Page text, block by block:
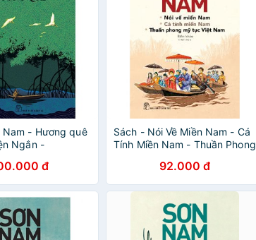
Nam - Hương quê
Ngắn -
đ
Sách - Nói Về Miền Nam - Cá
Tính Miền Nam - Thuần Phong
92.000 đ